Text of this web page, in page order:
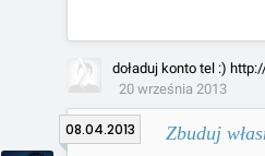
doładuj konto tel :)
20 września 2013
08.04.2013 Zbuduj